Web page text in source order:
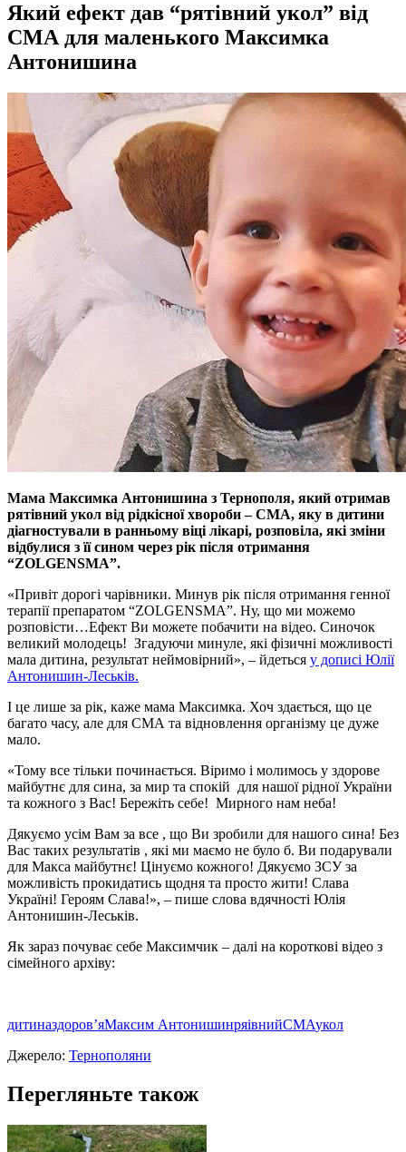
Який ефект дав “рятівний укол” від
СМА для маленького Максимка
Антонишина
Мама Максимка Антонишина з Тернополя, який отримав
рятiвний укол вiд рiдкiсної хвороби – СМА, яку в дитини
дiагностували в ранньому вiцi лiкарi, розповiла, якi змiни
вiдбулися з її сином через рiк пiсля отримання
“ZOLGENSMA”.
«Привiт дорогi чарiвники. Минув рiк пiсля отримання генної
терапiї препаратом “ZOLGENSMA”. Ну, що ми можемо
розповiсти…Ефект Ви можете побачити на вiдео. Синочок
великий молодець! Згадуючи минуле, якi фiзичнi можливостi
мала дитина, результат неймовiрний», – йдеться у дописi Юлiї
Антонишин-Леськiв.
I це лише за рiк, каже мама Максимка. Хоч здається, що це
багато часу, але для СМА та вiдновлення органiзму це дуже
мало.
«Тому все тiльки починається. Вiримо i молимось у здорове
майбутнє для сина, за мир та спокiй для нашої рiдної України
та кожного з Вас! Бережiть себе! Мирного нам неба!
Дякуємо усiм Вам за все , що Ви зробили для нашого сина! Без
Вас таких результатiв , якi ми маємо не було б. Ви подарували
для Макса майбутнє! Цiнуємо кожного! Дякуємо ЗСУ за
можливiсть прокидатись щодня та просто жити! Слава
Українi! Героям Слава!», – пише слова вдячностi Юлiя
Антонишин-Леськiв.
Як зараз почуває себе Максимчик – далi на коротковi вiдео з
сiмейного архiву:
дитиназдоров’яМаксим АнтонишинряівнийСМАукол
Джерело: Тернополяни
Перегляньте також